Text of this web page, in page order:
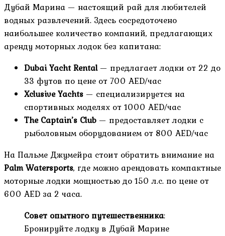
Дубай Марина — настоящий рай для любителей
водных развлечений. Здесь сосредоточено
наибольшее количество компаний, предлагающих
аренду моторных лодок без капитана:
Dubai Yacht Rental— предлагает лодки от 22 до
33 футов по цене от 700 AED/час
Xclusive Yachts — специализируется на
спортивных моделях от 1000 AED/час
The Captain’s Club — предоставляет лодки с
рыболовным оборудованием от 800 AED/час
На Пальме Джумейра стоит обратить внимание на
Palm Watersports, где можно арендовать компактные
моторные лодки мощностью до 150 л.с. по цене от
600 AED за 2 часа.
Совет опытного путешественника:
Бронируйте лодку в Дубай Марине